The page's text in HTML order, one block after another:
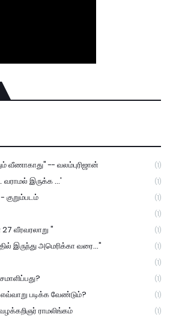
வீணாகாது" -- வலம்புரிஜான் (1)
இருக்க ...' (1)
குறும்படம் (1)
(1)
வீரவரலாறு " (1)
இருந்து அமெரிக்கா வரை..." (1)
(1)
(1)
படிக்க வேண்டும்? (1)
ராமலிங்கம் (1)